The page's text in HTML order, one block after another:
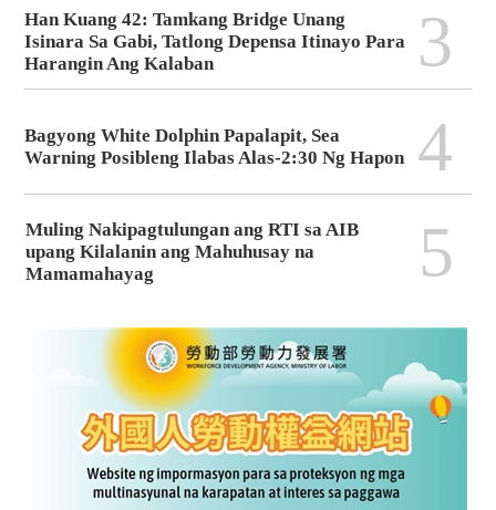
Han Kuang 42: Tamkang Bridge Unang
Isinara Sa Gabi, Tatlong Depensa Itinayo Para
Harangin Ang Kalaban
3
Bagyong White Dolphin Papalapit, Sea
Warning Posibleng Ilabas Alas-2:30 Ng Hapon
4
Muling Nakipagtulungan ang RTI sa AIB
upang Kilalanin ang Mahuhusay na
Mamamahayag
5